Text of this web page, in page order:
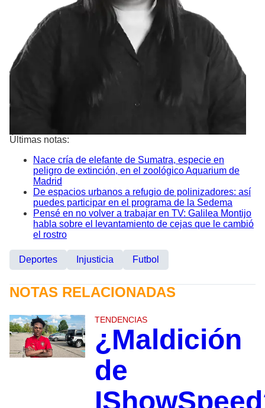
Últimas notas:
Nace cría de elefante de Sumatra, especie en
peligro de extinción, en el zoológico Aquarium de
Madrid
De espacios urbanos a refugio de polinizadores: así
puedes participar en el programa de la Sedema
Pensé en no volver a trabajar en TV: Galilea Montijo
habla sobre el levantamiento de cejas que le cambió
el rostro
Deportes Injusticia Futbol
NOTAS RELACIONADAS
TENDENCIAS
¿Maldición
de